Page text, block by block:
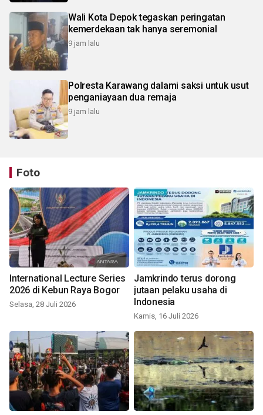
Wali Kota Depok tegaskan peringatan
kemerdekaan tak hanya seremonial
9 jam lalu
Polresta Karawang dalami saksi untuk usut
penganiayaan dua remaja
9 jam lalu
Foto
International Lecture Series
2026 di Kebun Raya Bogor
Selasa, 28 Juli 2026
Jamkrindo terus dorong
jutaan pelaku usaha di
Indonesia
Kamis, 16 Juli 2026